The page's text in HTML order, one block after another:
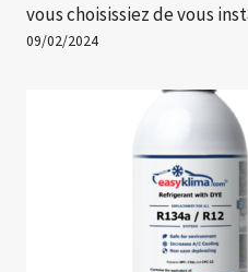
vous choisissiez de vous
09/02/2024